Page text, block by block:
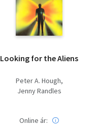
Looking for the Aliens
Peter A. Hough
Jenny Randles
Online ár: